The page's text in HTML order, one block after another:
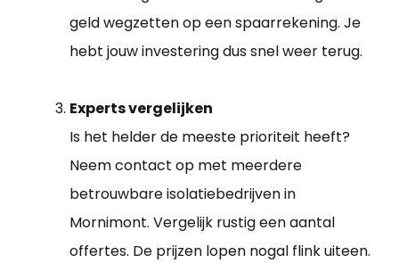
geld wegzetten op een spaarrekening. Je
hebt jouw investering dus snel weer terug.
Experts vergelijken
Is het helder de meeste prioriteit heeft?
Neem contact op met meerdere
betrouwbare isolatiebedrijven in
Mornimont. Vergelijk rustig een aantal
offertes. De prijzen lopen nogal flink uiteen.